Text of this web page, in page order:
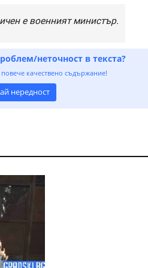
е военният министър.
неточност в текста?
повече качествено съдържание!
нередност